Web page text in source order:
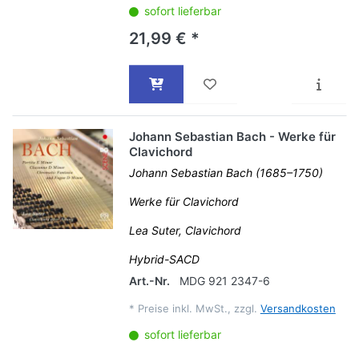
sofort lieferbar
21,99 € *
Johann Sebastian Bach - Werke für
Clavichord
Johann Sebastian Bach (1685–1750)
Werke für Clavichord
Lea Suter, Clavichord
Hybrid-SACD
Art.-Nr.
MDG 921 2347-6
* Preise inkl. MwSt., zzgl. Versandkosten
sofort lieferbar